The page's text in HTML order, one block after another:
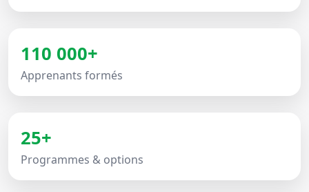
110 000+
Apprenants formés
25+
Programmes & options